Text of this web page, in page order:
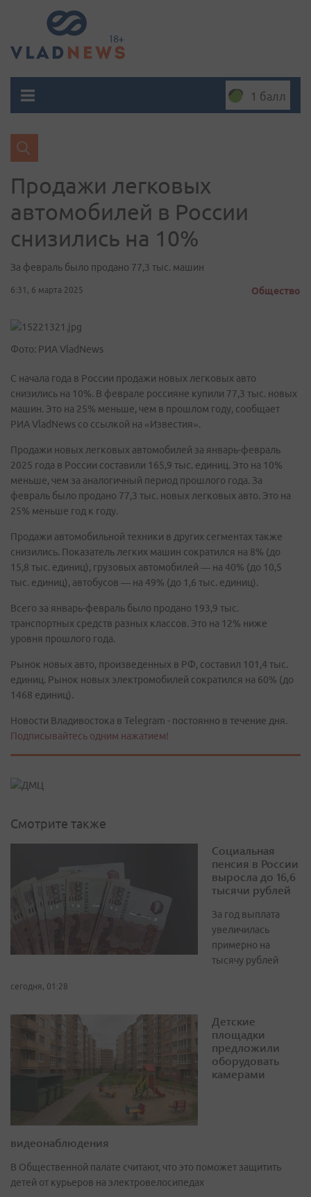
1 балл
Продажи легковых
автомобилей в России
снизились на 10%
За февраль было продано 77,3 тыс. машин
6:31, 6 марта 2025 Общество
Фото: РИА VladNews
С начала года в России продажи новых легковых авто
снизились на 10%. В феврале россияне купили 77,3 тыс. новых
машин. Это на 25% меньше, чем в прошлом году, сообщает
РИА VladNews со ссылкой на «Известия».
Продажи новых легковых автомобилей за январь-февраль
2025 года в России составили 165,9 тыс. единиц. Это на 10%
меньше, чем за аналогичный период прошлого года. За
февраль было продано 77,3 тыс. новых легковых авто. Это на
25% меньше год к году.
Продажи автомобильной техники в других сегментах также
снизились. Показатель легких машин сократился на 8% (до
15,8 тыс. единиц), грузовых автомобилей — на 40% (до 10,5
тыс. единиц), автобусов — на 49% (до 1,6 тыс. единиц).
Всего за январь-февраль было продано 193,9 тыс.
транспортных средств разных классов. Это на 12% ниже
уровня прошлого года.
Рынок новых авто, произведенных в РФ, составил 101,4 тыс.
единиц. Рынок новых электромобилей сократился на 60% (до
1468 единиц).
Новости Владивостока в Telegram - постоянно в течение дня.
Подписывайтесь одним нажатием!
Смотрите также
Социальная
пенсия в России
выросла до 16,6
тысячи рублей
За год выплата
увеличилась
примерно на
тысячу рублей
сегодня, 01:28
Детские
площадки
предложили
оборудовать
камерами
видеонаблюдения
В Общественной палате считают, что это поможет защитить
детей от курьеров на электровелосипедах